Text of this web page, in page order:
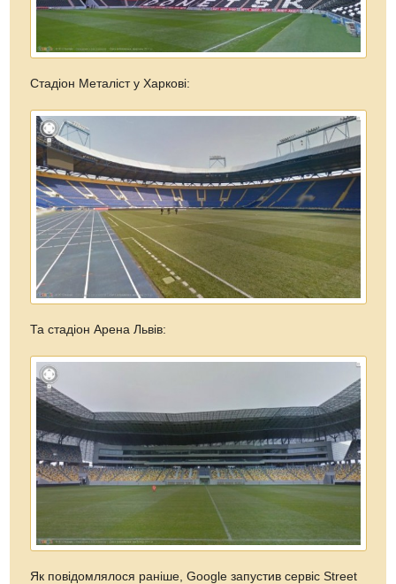
Стадіон Металіст у Харкові:
Та стадіон Арена Львів:
Як повідомлялося раніше, Google запустив сервіс Street